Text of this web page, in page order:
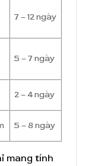
7 – 12 ngày
5 – 7 ngày
2 – 4 ngày
5 – 8 ngày
mang tính